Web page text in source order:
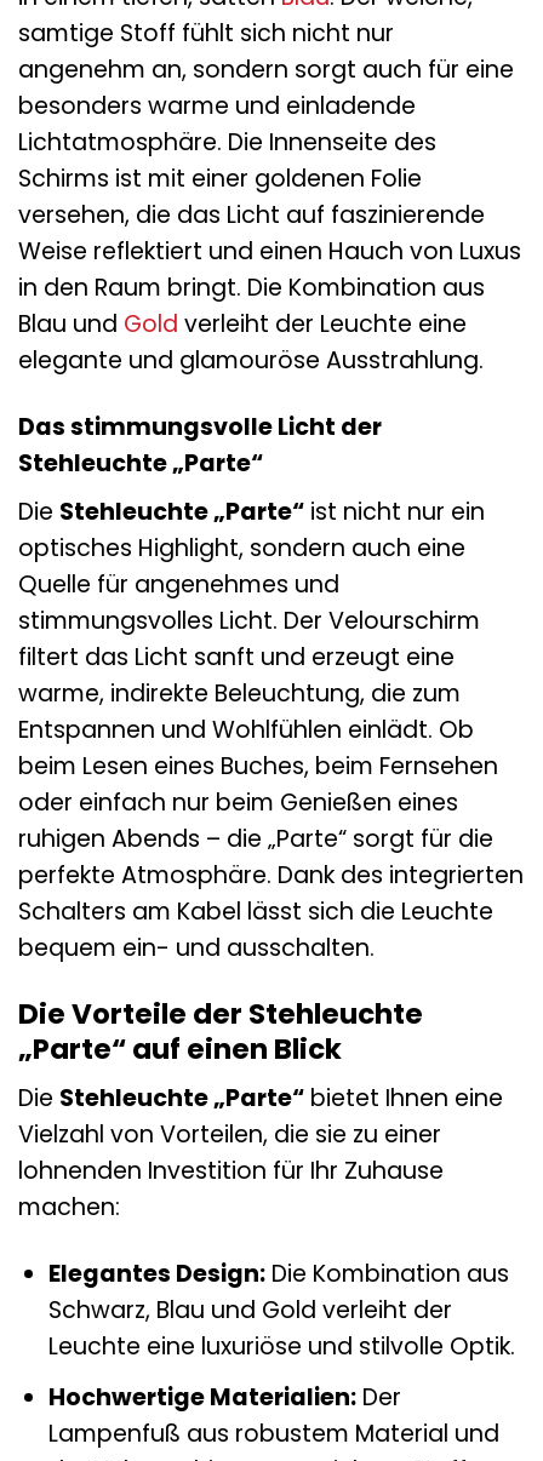
samtige Stoff fühlt sich nicht nur
angenehm an, sondern sorgt auch für eine
besonders warme und einladende
Lichtatmosphäre. Die Innenseite des
Schirms ist mit einer goldenen Folie
versehen, die das Licht auf faszinierende
Weise reflektiert und einen Hauch von Luxus
in den Raum bringt. Die Kombination aus
Blau und Gold verleiht der Leuchte eine
elegante und glamouröse Ausstrahlung.
Das stimmungsvolle Licht der
Stehleuchte „Parte“
Die Stehleuchte „Parte“ ist nicht nur ein
optisches Highlight, sondern auch eine
Quelle für angenehmes und
stimmungsvolles Licht. Der Velourschirm
filtert das Licht sanft und erzeugt eine
warme, indirekte Beleuchtung, die zum
Entspannen und Wohlfühlen einlädt. Ob
beim Lesen eines Buches, beim Fernsehen
oder einfach nur beim Genießen eines
ruhigen Abends – die „Parte“ sorgt für die
perfekte Atmosphäre. Dank des integrierten
Schalters am Kabel lässt sich die Leuchte
bequem ein- und ausschalten.
Die Vorteile der Stehleuchte
„Parte“ auf einen Blick
Die Stehleuchte „Parte“ bietet Ihnen eine
Vielzahl von Vorteilen, die sie zu einer
lohnenden Investition für Ihr Zuhause
machen:
Elegantes Design:Die Kombination aus
Schwarz, Blau und Gold verleiht der
Leuchte eine luxuriöse und stilvolle Optik.
Hochwertige Materialien:Der
Lampenfuß aus robustem Material und